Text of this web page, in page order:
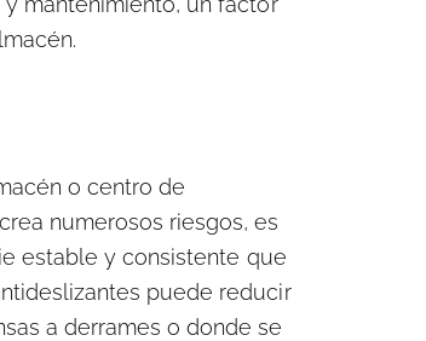
o centro de
numerosos riesgos, es
estable y consistente que
puede reducir
a derrames o donde se